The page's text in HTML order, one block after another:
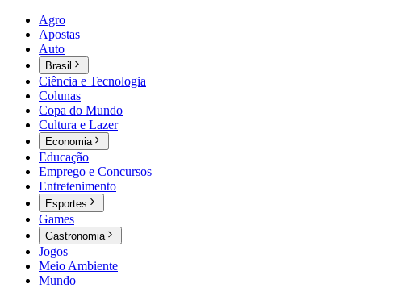
Agro
Apostas
Auto
Brasil
Ciência e Tecnologia
Colunas
Copa do Mundo
Cultura e Lazer
Economia
Educação
Emprego e Concursos
Entretenimento
Esportes
Games
Gastronomia
Jogos
Meio Ambiente
Mundo